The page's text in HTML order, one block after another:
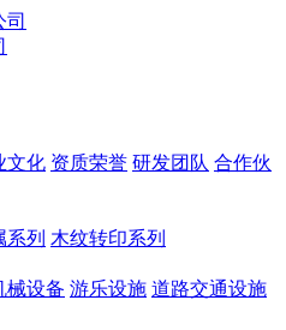
文化 资质荣誉 研发团队 合作伙
系列 木纹转印系列
械设备 游乐设施 道路交通设施